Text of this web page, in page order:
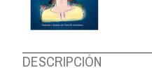
DESCRIPCIÓN